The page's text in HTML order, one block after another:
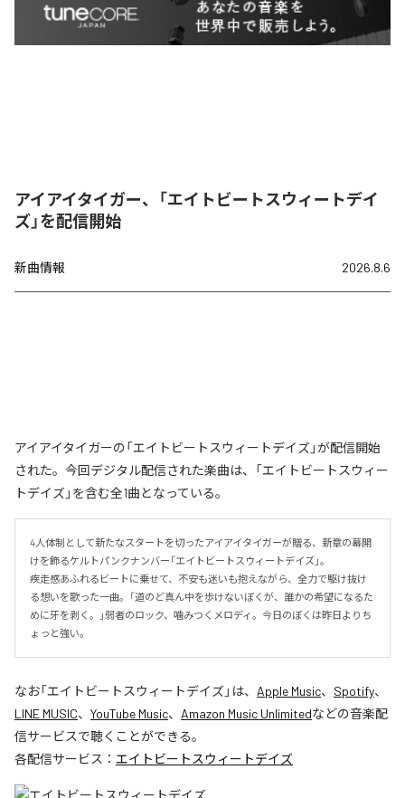
アイアイタイガー、「エイトビートスウィートデイ
ズ」を配信開始
新曲情報 2026.8.6
アイアイタイガーの「エイトビートスウィートデイズ」が配信開始
された。今回デジタル配信された楽曲は、「エイトビートスウィー
トデイズ」を含む全1曲となっている。
4人体制として新たなスタートを切ったアイアイタイガーが贈る、新章の幕開
けを飾るケルトパンクナンバー「エイトビートスウィートデイズ」。
疾走感あふれるビートに乗せて、不安も迷いも抱えながら、全力で駆け抜け
る想いを歌った一曲。「道のど真ん中を歩けないぼくが、誰かの希望になるた
めに牙を剥く。」弱者のロック、噛みつくメロディ。今日のぼくは昨日よりち
ょっと強い。
なお「エイトビートスウィートデイズ」は、 Apple Music、 Spotify、
LINE MUSIC、 YouTube Music、 Amazon Music Unlimitedなどの音楽配
信サービスで聴くことができる。
各配信サービス： エイトビートスウィートデイズ